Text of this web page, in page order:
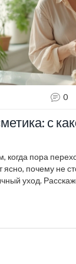
0
с
когда пора
ясно, почему не
уход.